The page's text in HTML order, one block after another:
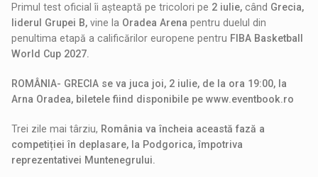
Primul test oficial îi așteaptă pe tricolori pe 2 iulie,când Grecia,
liderul Grupei B,vine la Oradea Arenapentru duelul din
penultima etapă a calificărilor europene pentru FIBA Basketball
World Cup 2027.
ROMÂNIA- GRECIA se va juca joi, 2 iulie, de la ora 19:00, la
Arna Oradea, biletele fiind disponibile pewww.eventbook.ro
Trei zile mai târziu, România va încheia această fază a
competiției în deplasare, la Podgorica, împotriva
reprezentativei Muntenegrului.